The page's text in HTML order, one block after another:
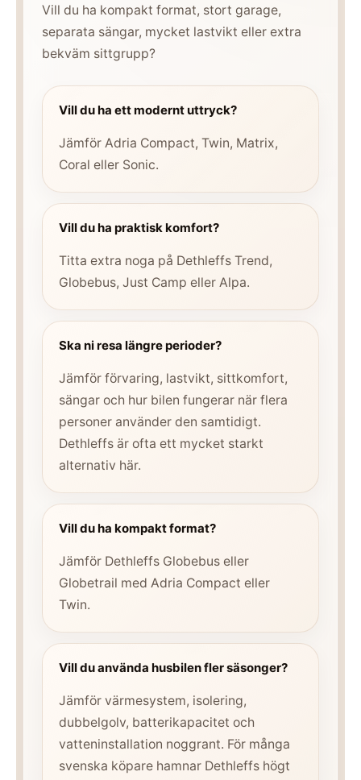
Vill du ha kompakt format, stort garage,
separata sängar, mycket lastvikt eller extra
bekväm sittgrupp?
Vill du ha ett modernt uttryck?
Jämför Adria Compact, Twin, Matrix,
Coral eller Sonic.
Vill du ha praktisk komfort?
Titta extra noga på Dethleffs Trend,
Globebus, Just Camp eller Alpa.
Ska ni resa längre perioder?
Jämför förvaring, lastvikt, sittkomfort,
sängar och hur bilen fungerar när flera
personer använder den samtidigt.
Dethleffs är ofta ett mycket starkt
alternativ här.
Vill du ha kompakt format?
Jämför Dethleffs Globebus eller
Globetrail med Adria Compact eller
Twin.
Vill du använda husbilen fler säsonger?
Jämför värmesystem, isolering,
dubbelgolv, batterikapacitet och
vatteninstallation noggrant. För många
svenska köpare hamnar Dethleffs högt